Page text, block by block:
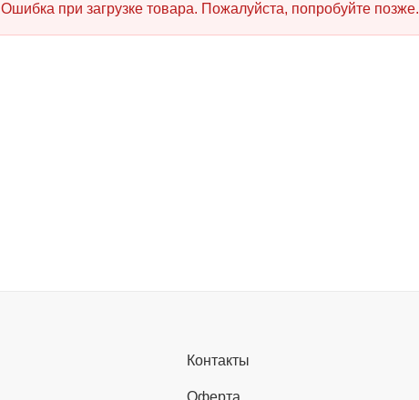
Ошибка при загрузке товара. Пожалуйста, попробуйте позже.
Контакты